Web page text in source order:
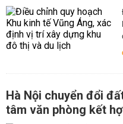
Hà Nội chuyển đổi
tâm văn phòng kết